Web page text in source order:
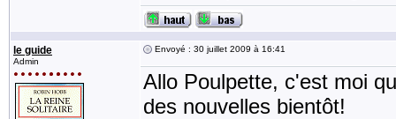
le guide
Admin
Envoyé : 30 juillet 2009 à 16:41
Allo Poulpette, c'est moi
des nouvelles bientôt!